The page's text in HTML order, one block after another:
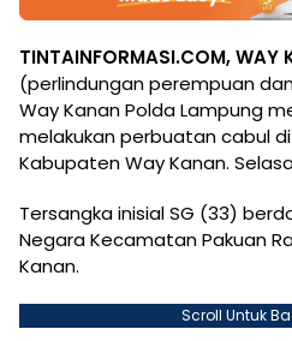
TINTAINFORMASI.COM, WAY
(perlindungan perempuan
Way Kanan Polda Lampung
melakukan perbuatan cabul
Kabupaten Way Kanan.
Tersangka inisial SG (33)
Negara Kecamatan Pakuan
Kanan.
Scroll Untuk